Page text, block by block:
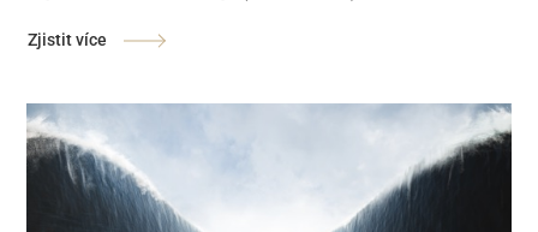
Zjistit více